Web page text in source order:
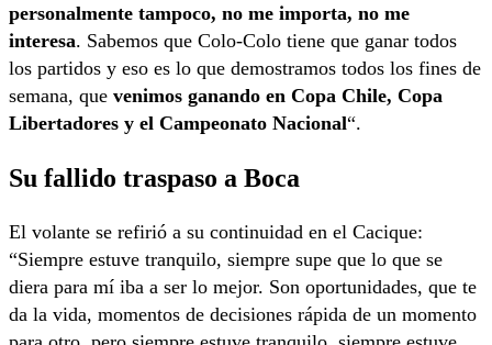
personalmente tampoco, no me importa, no me
interesa. Sabemos que Colo-Colo tiene que ganar todos
los partidos y eso es lo que demostramos todos los fines de
semana, que venimos ganando en Copa Chile, Copa
Libertadores y el Campeonato Nacional“.
Su fallido traspaso a Boca
El volante se refirió a su continuidad en el Cacique:
“Siempre estuve tranquilo, siempre supe que lo que se
diera para mí iba a ser lo mejor. Son oportunidades, que te
da la vida, momentos de decisiones rápida de un momento